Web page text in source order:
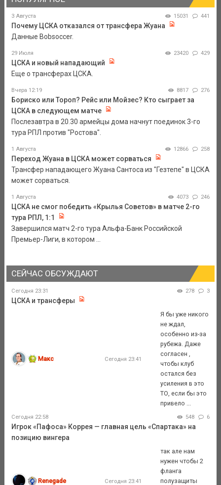
3 Августа 15031 441
Почему ЦСКА отказался от трансфера Жуана
Данные Bobsoccer.
29 Июля 23420 429
ЦСКА и новый нападающий
Еще о трансферах ЦСКА.
Вчера 12:19 8817 276
Бориско или Тороп? Рейс или Мойзес? Кто сыграет за
ЦСКА в следующем матче
Послезавтра в 20.30 армейцы дома начнут поединок 3-го
тура РПЛ против "Ростова".
1 Августа 12866 258
Переход Жуана в ЦСКА может сорваться
Трансфер нападающего Жуана Сантоса из "Гезтепе" в ЦСКА
может сорваться.
1 Августа 4073 246
ЦСКА не смог победить «Крылья Советов» в матче 2-го
тура РПЛ, 1:1
Завершился матч 2-го тура Альфа-Банк Российской
Премьер-Лиги, в котором ...
СЕЙЧАС ОБСУЖДАЮТ
Сегодня 23:31 278 3
ЦСКА и трансферы
Макс Сегодня 23:41
Я бы уже никого
не ждал,
особенно из-за
рубежа. Даже
согласен ,
чтобы клуб
остался без
усиления в это
ТО, если бы это
привело ...
Сегодня 22:58 548 6
Игрок «Пафоса» Коррея — главная цель «Спартака» на
позицию вингера
Renegade Сегодня 23:41
так але нам
нужен чтобы 2
фланга
полузащиты